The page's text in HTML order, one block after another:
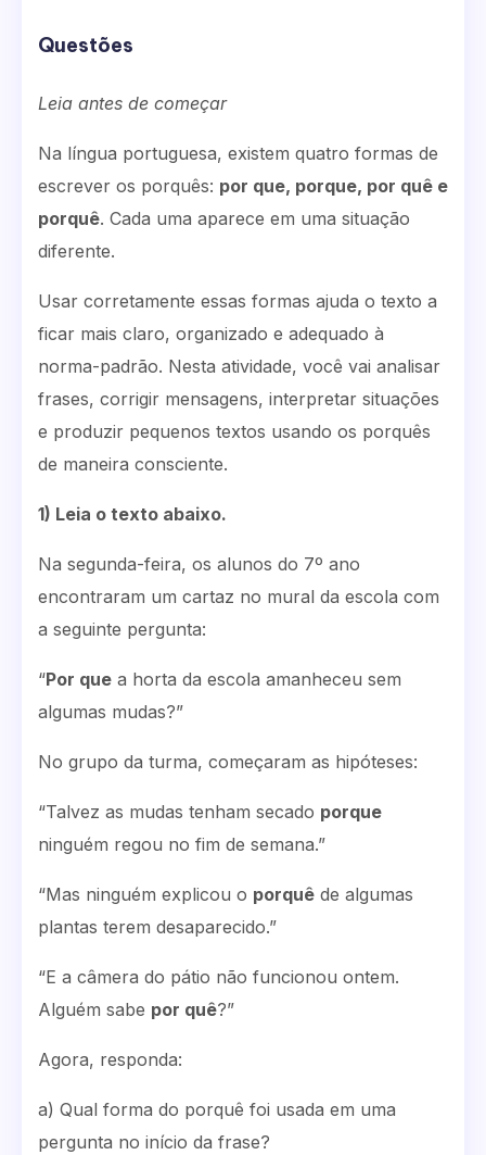
Questões
Leia antes de começar
Na língua portuguesa, existem quatro formas de
escrever os porquês: por que, porque, por quê e
porquê. Cada uma aparece em uma situação
diferente.
Usar corretamente essas formas ajuda o texto a
ficar mais claro, organizado e adequado à
norma-padrão. Nesta atividade, você vai analisar
frases, corrigir mensagens, interpretar situações
e produzir pequenos textos usando os porquês
de maneira consciente.
1) Leia o texto abaixo.
Na segunda-feira, os alunos do 7º ano
encontraram um cartaz no mural da escola com
a seguinte pergunta:
“Por que a horta da escola amanheceu sem
algumas mudas?”
No grupo da turma, começaram as hipóteses:
“Talvez as mudas tenham secado porque
ninguém regou no fim de semana.”
“Mas ninguém explicou o porquê de algumas
plantas terem desaparecido.”
“E a câmera do pátio não funcionou ontem.
Alguém sabe por quê?”
Agora, responda:
a) Qual forma do porquê foi usada em uma
pergunta no início da frase?